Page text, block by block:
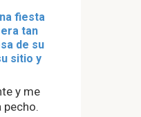
fiesta
tan
de su
sitio y
y me
pecho.